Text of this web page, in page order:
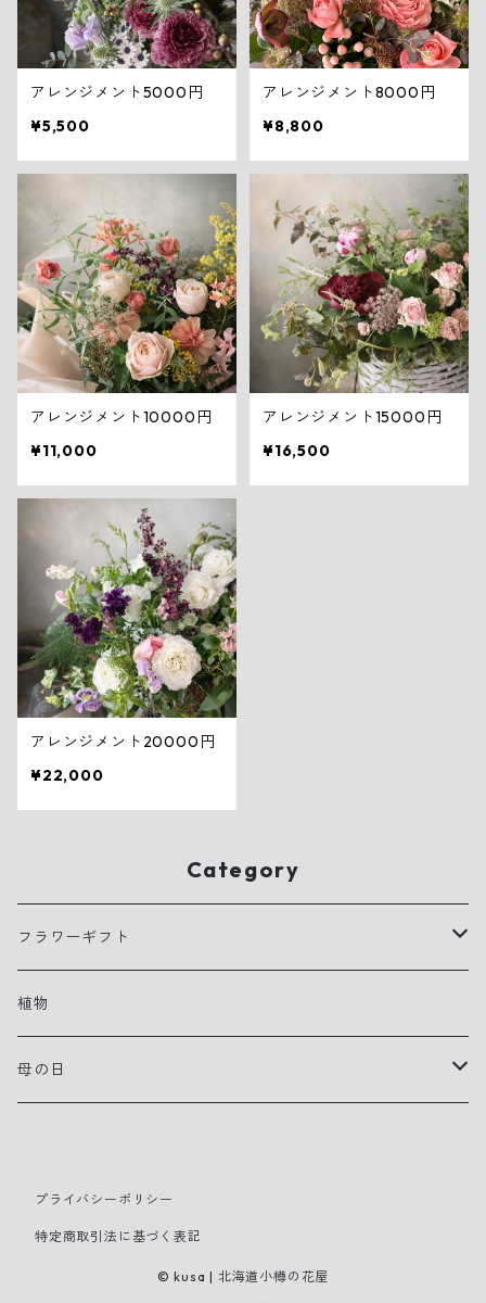
アレンジメント5000円
¥5,500
アレンジメント8000円
¥8,800
アレンジメント10000円
¥11,000
アレンジメント15000円
¥16,500
アレンジメント20000円
¥22,000
Category
フラワーギフト
アレンジメント
花束
スタンドタイプ装花
植物
母の日
プライバシーポリシー
特定商取引法に基づく表記
© kusa | 北海道小樽の花屋